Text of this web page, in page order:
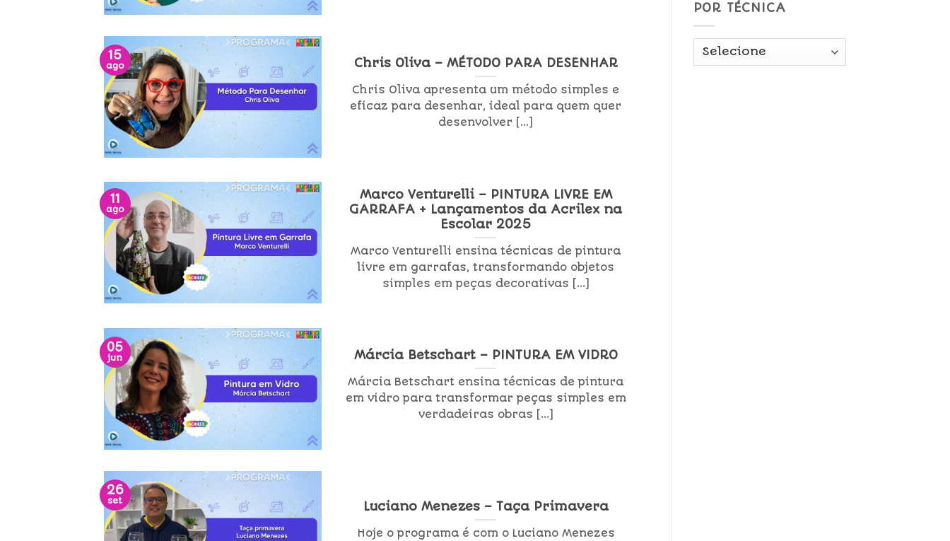
Chris Oliva – MÉTODO PARA DESENHAR
Chris Oliva apresenta um método simples e
eficaz para desenhar, ideal para quem quer
desenvolver [...]
15
ago
Marco Venturelli – PINTURA LIVRE EM
GARRAFA + Lançamentos da Acrilex na
Escolar 2025
Marco Venturelli ensina técnicas de pintura
livre em garrafas, transformando objetos
simples em peças decorativas [...]
11
ago
Márcia Betschart – PINTURA EM VIDRO
Márcia Betschart ensina técnicas de pintura
em vidro para transformar peças simples em
verdadeiras obras [...]
05
jun
Luciano Menezes – Taça Primavera
Hoje o programa é com o Luciano Menezes
26
set
POR TÉCNICA